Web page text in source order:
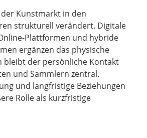
Kunstmarkt in den
strukturell verändert. Digitale
Plattformen und hybride
ergänzen das physische
bleibt der persönliche Kontakt
und Sammlern zentral.
und langfristige Beziehungen
Rolle als kurzfristige